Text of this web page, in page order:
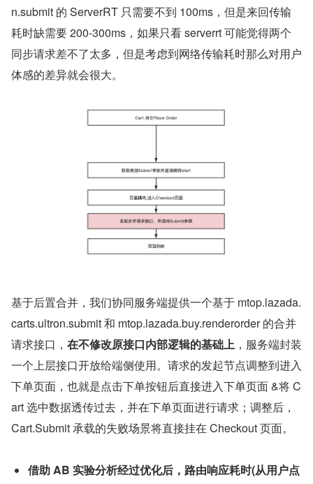
n.submit 的 ServerRT 只需要不到 100ms，但是来回传输
耗时缺需要 200-300ms，如果只看 serverrt 可能觉得两个
同步请求差不了太多，但是考虑到网络传输耗时那么对用户
体感的差异就会很大。
基于后置合并，我们协同服务端提供一个基于 mtop.lazada.
carts.ultron.submit 和 mtop.lazada.buy.renderorder 的合并
请求接口， 在不修改原接口内部逻辑的基础上 ，服务端封装
一个上层接口开放给端侧使用。请求的发起节点调整到进入
下单页面，也就是点击下单按钮后直接进入下单页面 &将 C
art 选中数据透传过去，并在下单页面进行请求；调整后，
Cart.Submit 承载的失败场景将直接挂在 Checkout 页面。
借助 AB 实验分析经过优化后，路由响应耗时(从用户点